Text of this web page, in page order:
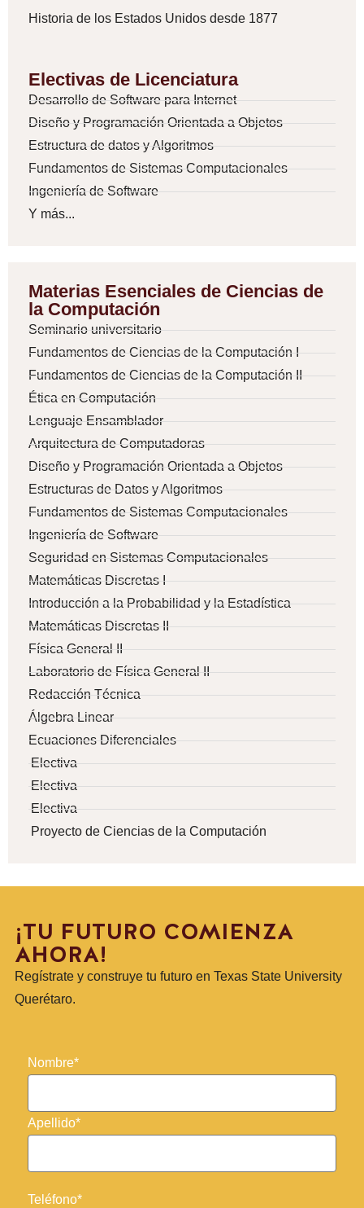
Historia de los Estados Unidos desde 1877
Electivas de Licenciatura
Desarrollo de Software para Internet
Diseño y Programación Orientada a Objetos
Estructura de datos y Algoritmos
Fundamentos de Sistemas Computacionales
Ingeniería de Software
Y más...
Materias Esenciales de Ciencias de
la Computación
Seminario universitario
Fundamentos de Ciencias de la Computación I
Fundamentos de Ciencias de la Computación II
Ética en Computación
Lenguaje Ensamblador
Arquitectura de Computadoras
Diseño y Programación Orientada a Objetos
Estructuras de Datos y Algoritmos
Fundamentos de Sistemas Computacionales
Ingeniería de Software
Seguridad en Sistemas Computacionales
Matemáticas Discretas I
Introducción a la Probabilidad y la Estadística
Matemáticas Discretas II
Física General II
Laboratorio de Física General II
Redacción Técnica
Álgebra Linear
Ecuaciones Diferenciales
Electiva
Electiva
Electiva
Proyecto de Ciencias de la Computación
¡TU FUTURO COMIENZA
AHORA!
Regístrate y construye tu futuro en Texas State University
Querétaro.
Nombre*
Apellido*
Teléfono*